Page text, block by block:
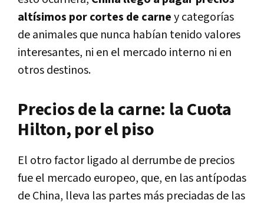
altísimos por cortes de carney categorías
de animales que nunca habían tenido valores
interesantes, ni en el mercado interno ni en
otros destinos.
Precios de la carne: la Cuota
Hilton, por el piso
El otro factor ligado al derrumbe de precios
fue el mercado europeo, que, en las antípodas
de China, lleva las partes más preciadas de las